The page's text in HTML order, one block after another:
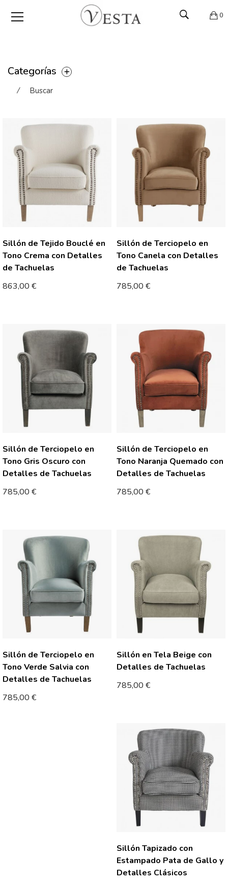
0
Categorías
⁄ Buscar
Sillón de Tejido Bouclé en
Tono Crema con Detalles
de Tachuelas
863,00€
Sillón de Terciopelo en
Tono Canela con Detalles
de Tachuelas
785,00€
Sillón de Terciopelo en
Tono Gris Oscuro con
Detalles de Tachuelas
785,00€
Sillón de Terciopelo en
Tono Naranja Quemado con
Detalles de Tachuelas
785,00€
Sillón de Terciopelo en
Tono Verde Salvia con
Detalles de Tachuelas
785,00€
Sillón en Tela Beige con
Detalles de Tachuelas
785,00€
Sillón Tapizado con
Estampado Pata de Gallo y
Detalles Clásicos